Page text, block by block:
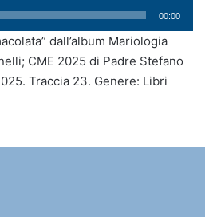
00:00
dall’album Mariologia
CME 2025 di Padre Stefano
Traccia 23. Genere: Libri